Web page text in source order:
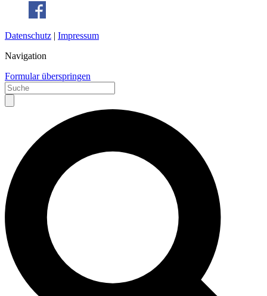
Datenschutz | Impressum
Navigation
Formular überspringen